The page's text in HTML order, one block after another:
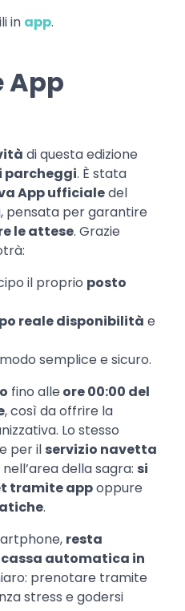
in app.
App
di questa edizione
parcheggi. È stata
App ufficialedel
pensata per garantire
le attese. Grazie
il proprio posto
reale disponibilità e
semplice e sicuro.
fino alle ore 00:00 del
, così da offrire la
Lo stesso
per il servizio navetta
della sagra: si
tramite appoppure
.
resta
automatica in
prenotare tramite
stress e godersi